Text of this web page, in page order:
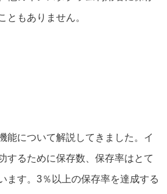
ともありません。
能について解説してきました。イ
するために保存数、保存率はとて
ます。3％以上の保存率を達成する